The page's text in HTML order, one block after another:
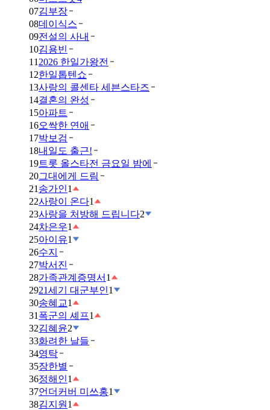
07김부장
08데이식스
09전설의 사내
10김용빈
11 2026 한일가왕전
12한일톱텐쇼
13사랑의 콜센타 세븐스타즈
14결혼의 완성
15아파트
16오싹한 연애
17박보검
18내일도 출근!
19트롯 올스타전 금요일 밤에
20그대에게 드림
21 송가인1
22사랑이 온다1
23사랑을 처방해 드립니다2
24차은우1
25아이유1
26수지
27박서진
28가족관계증명서 1
2921세기 대군부인1
30송혜교1
31 폭군의 셰프1
32김혜윤2
33화려한 날들
34영탁
35장한별
36정해인1
37언더커버 미쓰홍1
38김지원 1